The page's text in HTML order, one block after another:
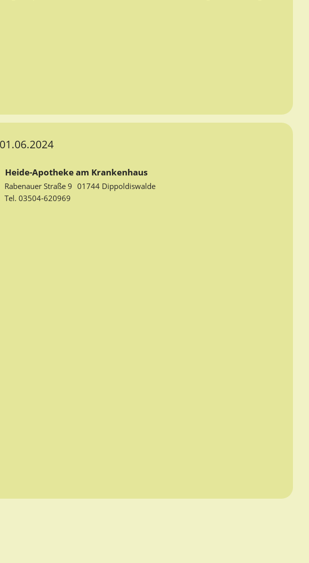
01.06.2024
Heide-Apotheke am Krankenhaus
Rabenauer Straße 9 01744 Dippoldiswalde
Tel. 03504-620969